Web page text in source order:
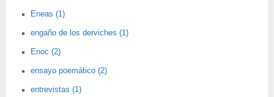
Eneas (1)
engaño de los derviches (1)
Enoc (2)
ensayo poemático (2)
entrevistas (1)